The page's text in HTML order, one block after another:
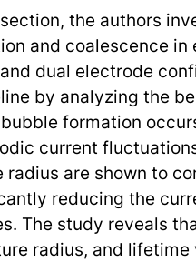
the authors
and coalescence
dual electrode
by analyzing the
formation
current
radius are shown to
reducing the
The study reveals
radius, and